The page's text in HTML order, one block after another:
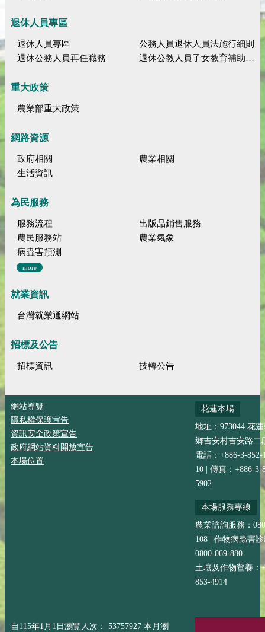
退休人員專區
退休人員專區
公務人員退休人員法施行細則
退休公務人員再任職務
退休公教人員子女教育補助規定
重大政策
農業部重大政策
網路資源
政府相關
農業相關
生活資訊
為民服務
服務流程
出版品銷售服務
農民服務站
農業氣象
病蟲害預測
more
就業資訊
台灣就業通網站
招標及公告
招標資訊 技轉公告
網站導覽
隱私權保護宣告
資訊安全政策宣告
政府網站資料開放宣告
本場位置
花蓮本場
地址：973044 花
鄉吉安村吉安路二
電話：+886-3-852-
10 | 傳真：+886-3-
5902
本場服務專線
農業諮詢服務：
108 | 作物病蟲害
0800-069-880
土壤及作物營養：
853-4914
自115年1月1日瀏覽人次： 53757927 本月瀏